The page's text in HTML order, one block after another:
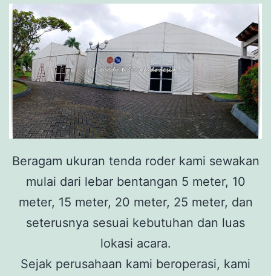
Beragam ukuran tenda roder kami sewakan
mulai dari lebar bentangan 5 meter, 10
meter, 15 meter, 20 meter, 25 meter, dan
seterusnya sesuai kebutuhan dan luas
lokasi acara.
Sejak perusahaan kami beroperasi, kami